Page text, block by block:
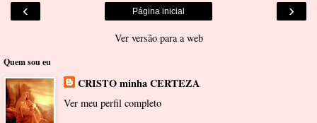
‹ ›
Página inicial
Ver versão para a web
Quem sou eu
CRISTO minha CERTEZA
Ver meu perfil completo